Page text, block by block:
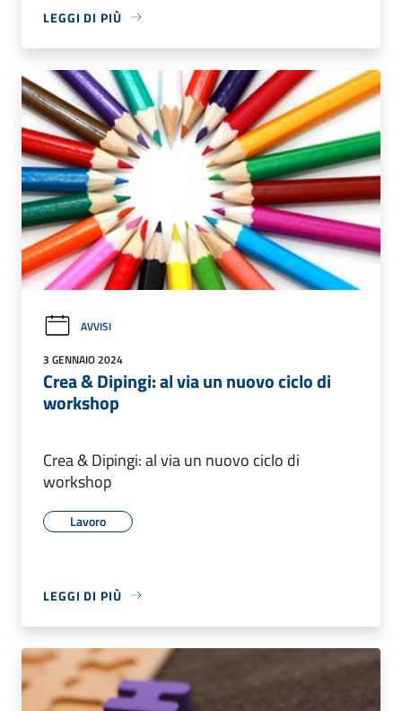
LEGGI DI PIÙ
AVVISI
3 GENNAIO 2024
Crea & Dipingi: al via un nuovo ciclo di
workshop
Crea & Dipingi: al via un nuovo ciclo di
workshop
Lavoro
LEGGI DI PIÙ